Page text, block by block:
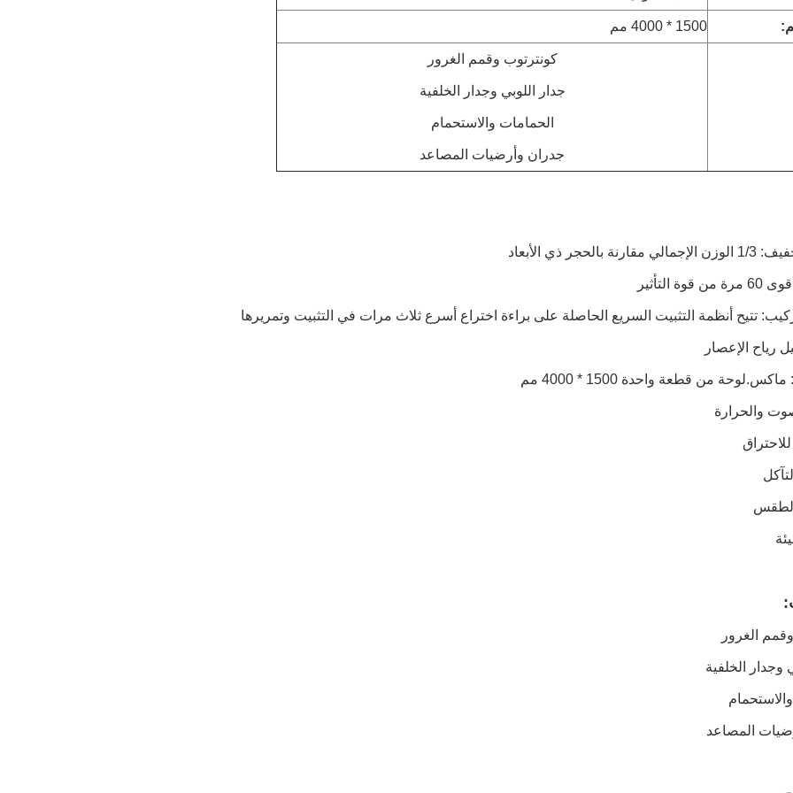
1500 * 4000 مم
كونترتوب وقمم الغرور
جدار اللوبي وجدار الخلفية
الحمامات والاستحمام
جدران وأرضيات المصاعد
بالحجر ذي الأبعاد
التأثير
تتيح أنظمة التثبيت السريع الحاصلة على براءة اختراع أسرع ثلاث مرات في التثبيت وتمريرها
رياح الإعصار
من قطعة واحدة 1500 * 4000 مم
والحرارة
الغرور
وجدار الخلفية
المصاعد